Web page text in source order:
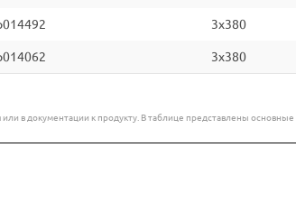
3x380
3x380
в документации к продукту. В таблице представлены